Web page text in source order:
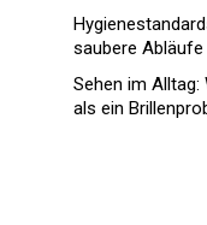
saubere
Sehen im
als ein